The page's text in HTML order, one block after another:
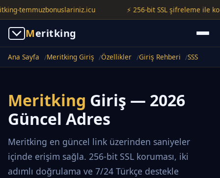
⚡ 256-bit SSL şifreleme ile
Meritking
Ana Sayfa Meritking Giriş Özellikler Giriş Rehberi SSS
Meritking Giriş — 2026
Güncel Adres
Meritking en güncel link üzerinden saniyeler
içinde erişim sağla. 256-bit SSL koruması, iki
adımlı doğrulama ve 7/24 Türkçe destekle